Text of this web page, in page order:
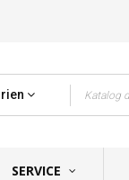
SERVICE